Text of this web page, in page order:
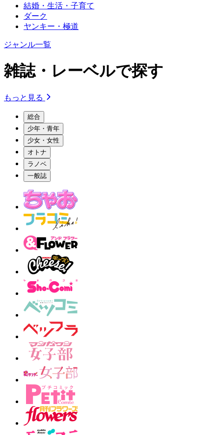
結婚・生活・子育て
ダーク
ヤンキー・極道
ジャンル一覧
雑誌・レーベルで探す
もっと見る
総合
少年・青年
少女・女性
オトナ
ラノベ
一般誌